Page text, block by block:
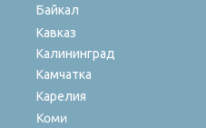
Байкал
Кавказ
Калининград
Камчатка
Карелия
Коми